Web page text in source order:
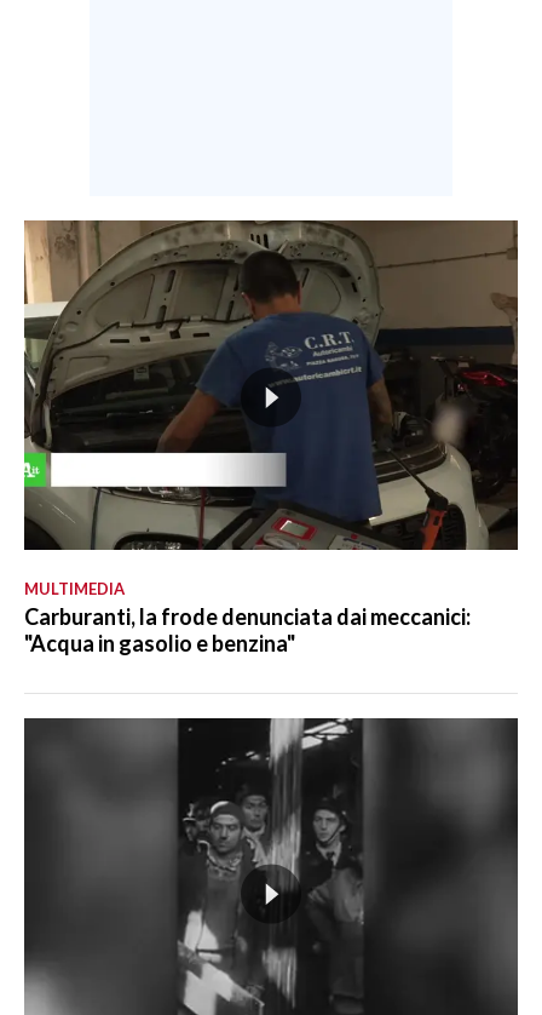
MULTIMEDIA
Carburanti, la frode denunciata dai meccanici:
"Acqua in gasolio e benzina"